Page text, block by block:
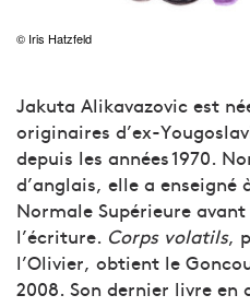
© Iris Hatzfeld
Jakuta Alikavazovic est
originaires d’ex-
depuis les années 1970.
d’anglais, elle a enseigné
Normale Supérieure
l’écriture. Corps volatils,
l’Olivier, obtient le
2008. Son dernier livre en